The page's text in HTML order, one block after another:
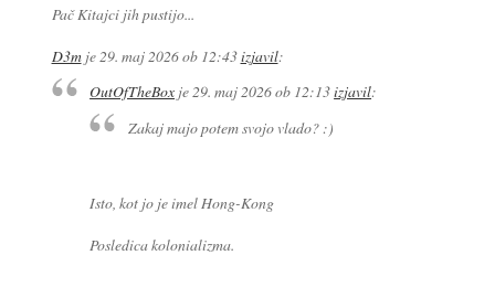
Pač Kitajci jih pustijo...
D3mje 29. maj 2026 ob 12:43izjavil:
OutOfTheBox je29. maj 2026 ob 12:13izjavil:
Zakaj majo potem svojo vlado? :)
Isto, kot jo je imel Hong-Kong
Posledica kolonializma.